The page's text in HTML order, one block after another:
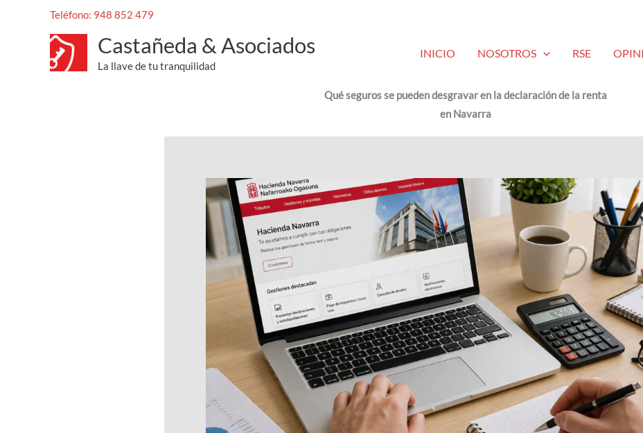
Teléfono: 948 852 479
Castañeda & Asociados
La llave de tu tranquilidad
INICIO NOSOTROS RSE
Qué seguros se pueden desgravar en la declaración de la renta en Navarra
/Uncategorized / Por Cesar_Mendez
Qué seguros se pueden desgravar en la declaración de la renta
en Navarra